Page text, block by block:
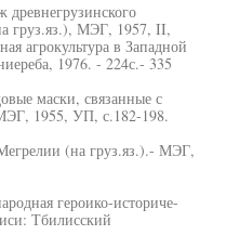
груз.яз.), МЭГ, 1957, II,
агрокультура в Западной
1976. - 224с.- 335
маски, связанные с
1955, УП, с.182-198.
(на груз.яз.).- МЭГ,
героико-историче-
Тбилисский